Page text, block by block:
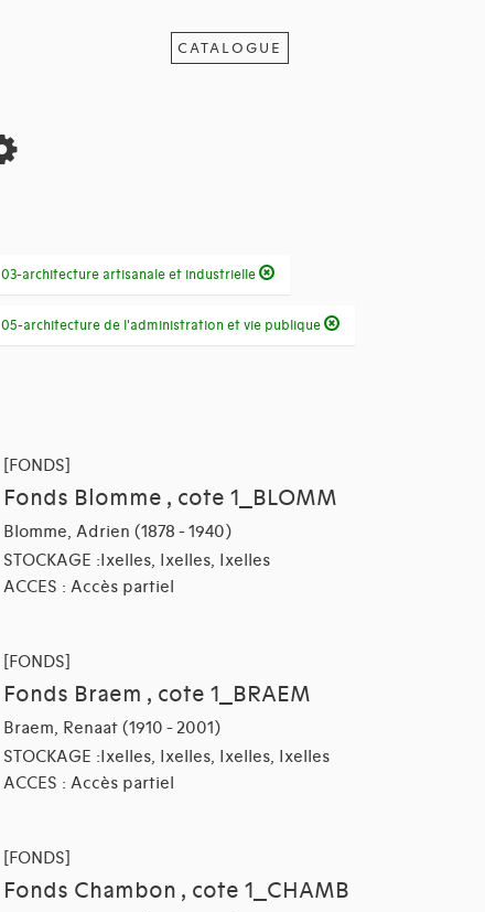
CATALOGUE
03-architecture artisanale et industrielle
05-architecture de l'administration et vie publique
[FONDS]
Fonds Blomme , cote 1_BLOMM
Blomme, Adrien (1878 - 1940)
STOCKAGE :Ixelles, Ixelles, Ixelles
ACCES : Accès partiel
[FONDS]
Fonds Braem , cote 1_BRAEM
Braem, Renaat (1910 - 2001)
STOCKAGE :Ixelles, Ixelles, Ixelles, Ixelles
ACCES : Accès partiel
[FONDS]
Fonds Chambon , cote 1_CHAMB